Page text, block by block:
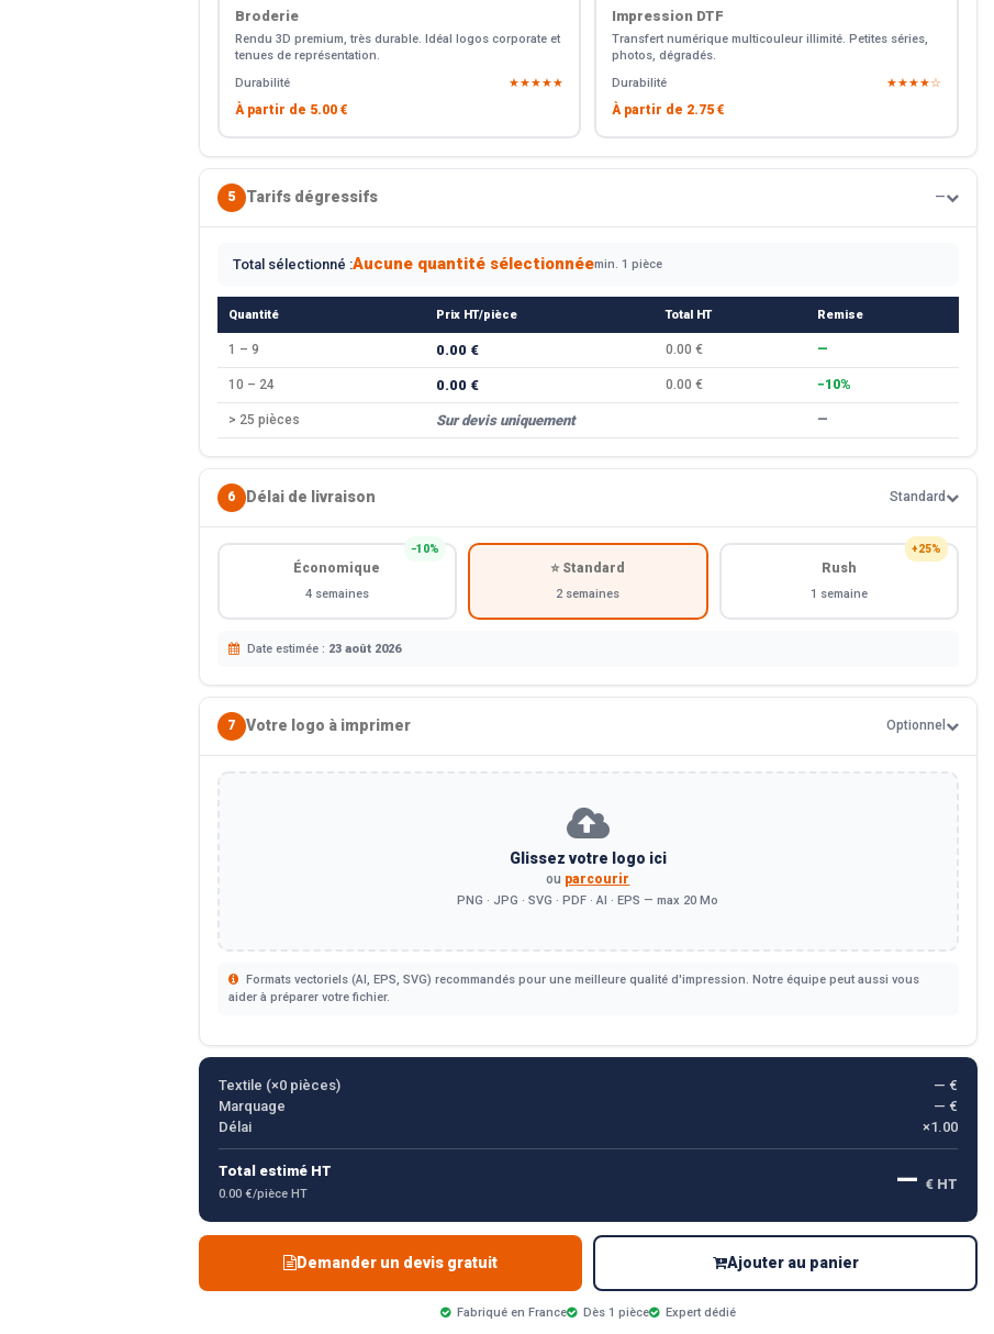
Broderie
Rendu 3D premium, très durable. Idéal logos corporate et
tenues de représentation.
Durabilité
★★★★★
À partir de 5.00 €
Impression DTF
Transfert numérique multicouleur illimité. Petites séries,
photos, dégradés.
Durabilité
★★★★☆
À partir de 2.75 €
5 Tarifs dégressifs —
Total sélectionné :Aucune quantité sélectionnéemin. 1 pièce
Quantité Prix HT/pièce Total HT Remise
1 – 9 0.00 € 0.00 € —
10 – 24 0.00 € 0.00 € −10%
> 25 pièces Sur devis uniquement —
6 Délai de livraison Standard
−10%
Économique
4 semaines
⭐ Standard
2 semaines
+25%
Rush
1 semaine
Date estimée : 23 août 2026
7 Votre logo à imprimer Optionnel
Glissez votre logo ici
ou parcourir
PNG · JPG · SVG · PDF · AI · EPS — max 20 Mo
Formats vectoriels (AI, EPS, SVG) recommandés pour une meilleure qualité d'impression. Notre équipe peut aussi vous
aider à préparer votre fichier.
Textile (×0pièces)
— €
Marquage
— €
Délai
×1.00
Total estimé HT
0.00 €/pièce HT — € HT
Demander un devis gratuit Ajouter au panier
Fabriqué en France Dès 1 pièce Expert dédié